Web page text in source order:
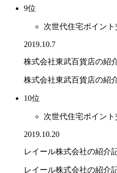
9位
次世代住宅ポイン
2019.10.7
株式会社東武百貨店の紹
株式会社東武百貨店の紹
10位
次世代住宅ポイン
2019.10.20
レイール株式会社の紹介
レイール株式会社の紹介